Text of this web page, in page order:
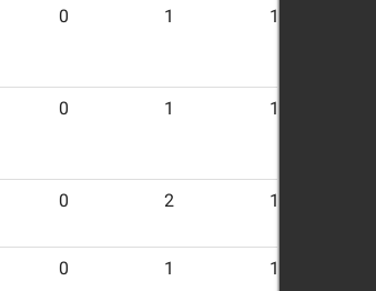
0 1 17
0 1 15
0 2 14
0 1 17